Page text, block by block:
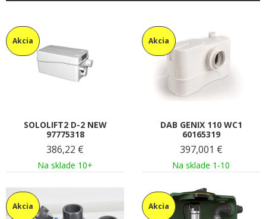
Akcia
SOLOLIFT2 D-2 NEW
97775318
386,22 €
Na sklade 10+
Akcia
DAB GENIX 110 WC1
60165319
397,001 €
Na sklade 1-10
Akcia Akcia